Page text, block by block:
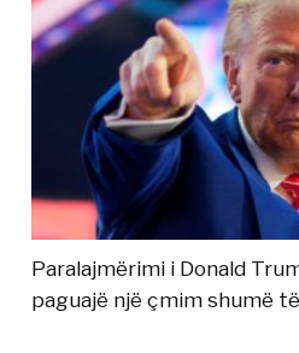
Paralajmërimi i Donald
paguajë një çmim shumë